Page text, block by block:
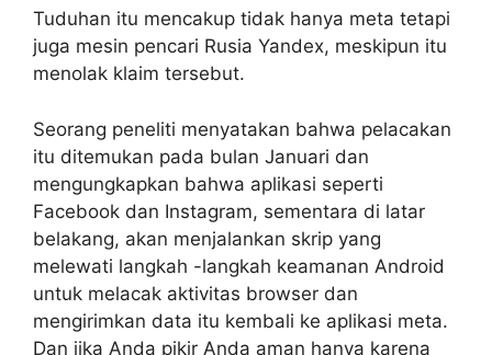
Tuduhan itu mencakup tidak hanya meta tetapi
juga mesin pencari Rusia Yandex, meskipun itu
menolak klaim tersebut.
Seorang peneliti menyatakan bahwa pelacakan
itu ditemukan pada bulan Januari dan
mengungkapkan bahwa aplikasi seperti
Facebook dan Instagram, sementara di latar
belakang, akan menjalankan skrip yang
melewati langkah -langkah keamanan Android
untuk melacak aktivitas browser dan
mengirimkan data itu kembali ke aplikasi meta.
Dan jika Anda pikir Anda aman hanya karena